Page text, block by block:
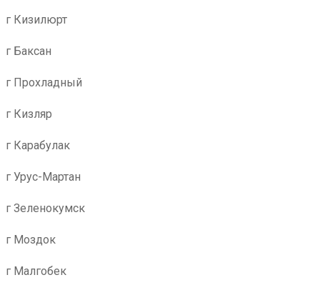
г Кизилюрт
г Баксан
г Прохладный
г Кизляр
г Карабулак
г Урус-Мартан
г Зеленокумск
г Моздок
г Малгобек